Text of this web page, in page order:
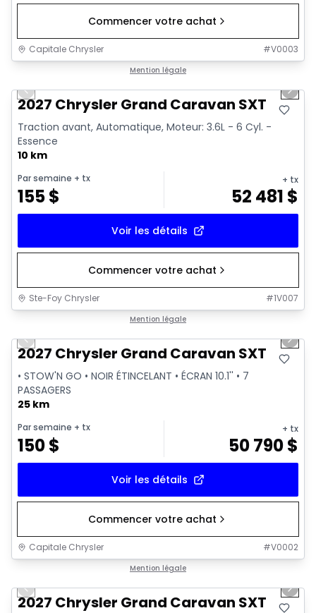
Commencer votre achat
Capitale Chrysler #V0003
Mention légale
Previous slide
Next
2027 Chrysler Grand Caravan SXT
Traction avant, Automatique, Moteur: 3.6L - 6 Cyl. -
Essence
10 km
Par semaine + tx
155$
+ tx
52 481 $
Voir les détails
Commencer votre achat
Ste-Foy Chrysler #1V007
Mention légale
Previous slide
Next
2027 Chrysler Grand Caravan SXT
• STOW'N GO • NOIR ÉTINCELANT • ÉCRAN 10.1'' • 7
PASSAGERS
25 km
Par semaine + tx
150$
+ tx
50 790$
Voir les détails
Commencer votre achat
Capitale Chrysler #V0002
Mention légale
Véhicule démonstrateur
Previous slide Next
2027 Chrysler Grand Caravan SXT